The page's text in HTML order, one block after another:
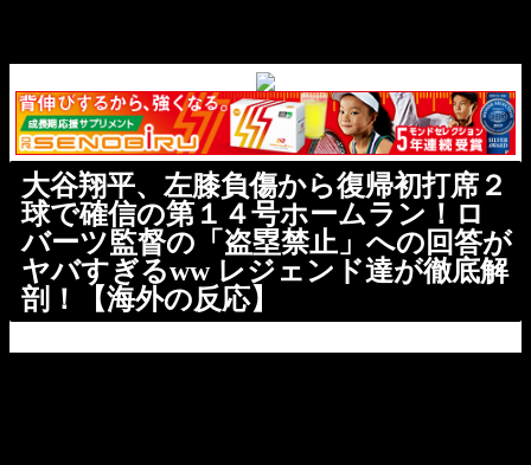
大谷翔平、左膝負傷から復帰初打席２
球で確信の第１４号ホームラン！ロ
バーツ監督の「盗塁禁止」への回答が
ヤバすぎるww レジェンド達が徹底解
剖！【海外の反応】